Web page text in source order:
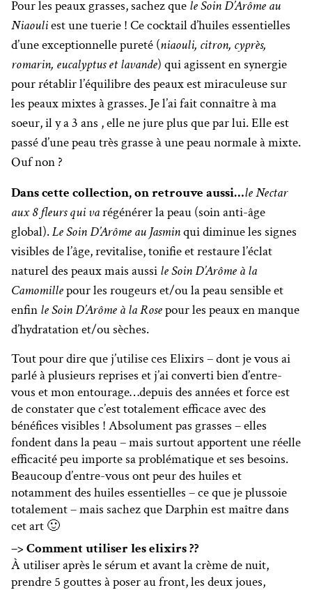
Pour les peaux grasses, sachez que le Soin D’Arôme au
Niaouliest une tuerie ! Ce cocktail d’huiles essentielles
d’une exceptionnelle pureté (niaouli, citron, cyprès,
romarin, eucalyptus et lavande) qui agissent en synergie
pour rétablir l’équilibre des peaux est miraculeuse sur
les peaux mixtes à grasses. Je l’ai fait connaître à ma
soeur, il y a 3 ans , elle ne jure plus que par lui. Elle est
passé d’une peau très grasse à une peau normale à mixte.
Ouf non ?
Dans cette collection, on retrouve aussi…le Nectar
aux 8 fleurs qui varégénérer la peau (soin anti-âge
global).Le Soin D’Arôme au Jasminqui diminue les signes
visibles de l’âge, revitalise, tonifie et restaure l’éclat
naturel des peaux mais aussi le Soin D’Arôme à la
Camomillepour les rougeurs et/ou la peau sensible et
enfin le Soin D’Arôme à la Rosepour les peaux en manque
d’hydratation et/ou sèches.
Tout pour dire que j’utilise ces Elixirs – dont je vous ai
parlé à plusieurs reprises et j’ai converti bien d’entre-
vous et mon entourage…depuis des années et force est
de constater que c’est totalement efficace avec des
bénéfices visibles ! Absolument pas grasses – elles
fondent dans la peau – mais surtout apportent une réelle
efficacité peu importe sa problématique et ses besoins.
Beaucoup d’entre-vous ont peur des huiles et
notamment des huiles essentielles – ce que je plussoie
totalement – mais sachez que Darphin est maître dans
cet art 🙂
–> Comment utiliser les elixirs ??
À utiliser après le sérum et avant la crème de nuit,
prendre 5 gouttes à poser au front, les deux joues,